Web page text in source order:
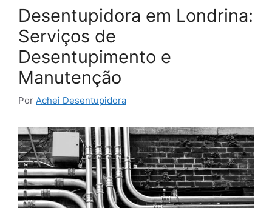
Desentupidora em Londrina:
Serviços de
Desentupimento e
Manutenção
Por Achei Desentupidora